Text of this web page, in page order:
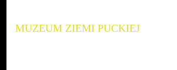
MUZEUM ZIEMI PUCKIEJ